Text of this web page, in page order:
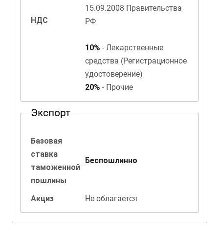
НДС
15.09.2008 Правительства
РФ
10% - Лекарственные
средства (Регистрационное
удостоверение)
20% - Прочие
Экспорт
Базовая
ставка
таможенной
пошлины
Беспошлинно
Акциз Не облагается